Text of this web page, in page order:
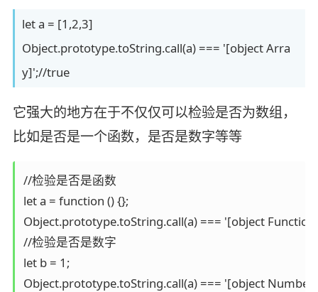
let a = [1,2,3]
Object.prototype.toString.call(a) === '[object Arra
y]';//true
它强大的地方在于不仅仅可以检验是否为数组，
比如是否是一个函数，是否是数字等等
//检验是否是函数
let a = function () {};
Object.prototype.toString.call(a) === '[object
//检验是否是数字
let b = 1;
Object.prototype.toString.call(a) === '[object